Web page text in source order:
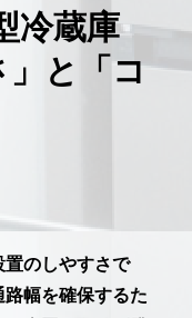
冷蔵庫
と「コ
のしやすさで
幅を確保するた